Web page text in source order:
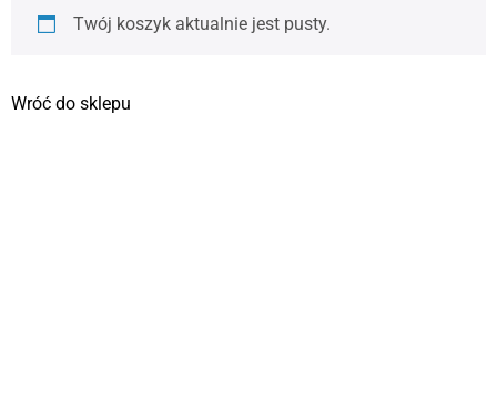
Twój koszyk aktualnie jest pusty.
Wróć do sklepu